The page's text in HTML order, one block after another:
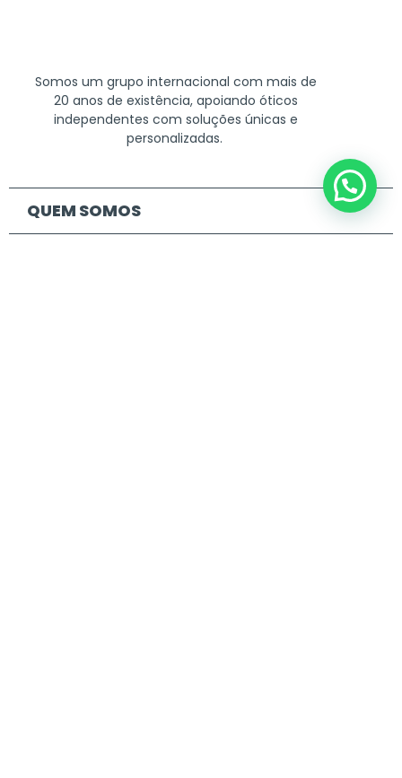
Somos um grupo internacional com mais de
20 anos de existência, apoiando óticos
independentes com soluções únicas e
personalizadas.
QUEM SOMOS